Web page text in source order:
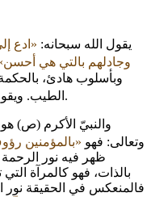
يقول الله سبحانه: «ادع
وجادلهم بالتي هي
وبأسلوب هادئ،
الطيب. .
والنبيّ الأكرم (ص)
وتعالى: فهو «بالمؤمنين
ظهر فيه نور
بالذات، فهو كالمرآة
فالمنعكس في الحقيقة نور